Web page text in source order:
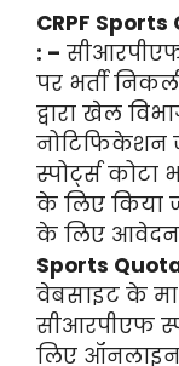
CRPF
: – सीआरपीएफ
पर भर्ती
द्वारा खेल
नोटिफिकेशन
स्पोर्ट्स कोटा
के लिए किया
के लिए आवेदन
Sports
वेबसाइट के
सीआरपीएफ
लिए ऑनलाइन